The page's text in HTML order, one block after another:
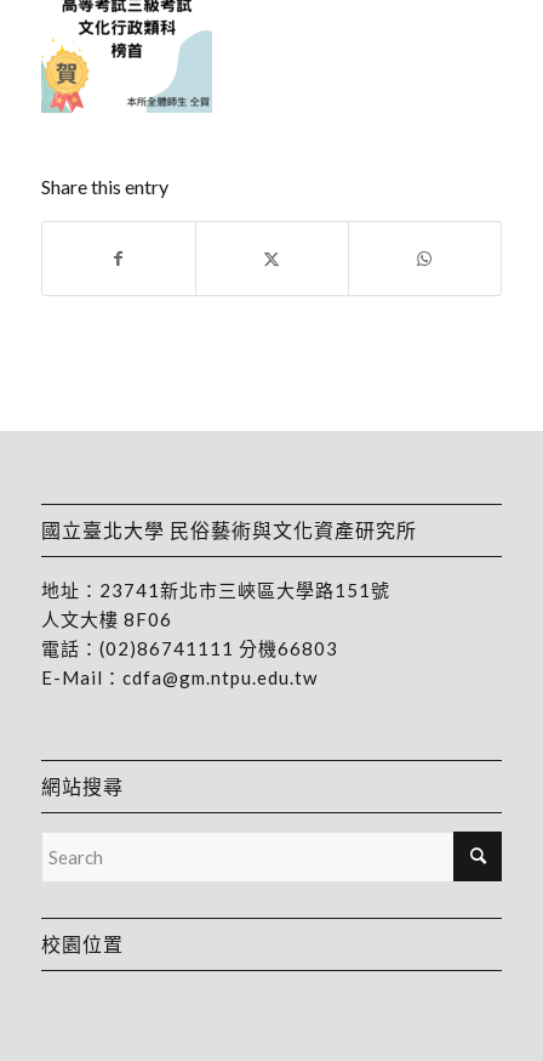
Share this entry
國立臺北大學 民俗藝術與文化資產研究所
地址： 23741新北市三峽區大學路151號
人文大樓 8F06
電話： (02)86741111 分機66803
E-Mail： cdfa@gm.ntpu.edu.tw
網站搜尋
校園位置